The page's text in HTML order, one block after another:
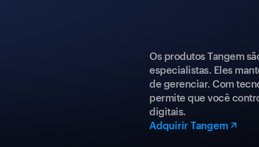
Os produtos Tangem
especialistas. Eles
de gerenciar. Com
permite que você
digitais.
Adquirir Tangem